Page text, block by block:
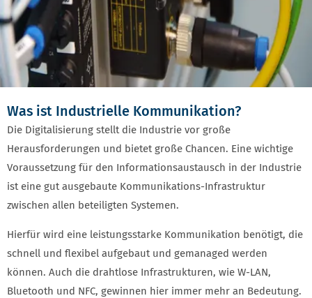
Was ist Industrielle Kommunikation?
Die Digitalisierung stellt die Industrie vor große
Herausforderungen und bietet große Chancen. Eine wichtige
Voraussetzung für den Informationsaustausch in der Industrie
ist eine gut ausgebaute Kommunikations-Infrastruktur
zwischen allen beteiligten Systemen.
Hierfür wird eine leistungsstarke Kommunikation benötigt, die
schnell und flexibel aufgebaut und gemanaged werden
können. Auch die drahtlose Infrastrukturen, wie W-LAN,
Bluetooth und NFC, gewinnen hier immer mehr an Bedeutung.